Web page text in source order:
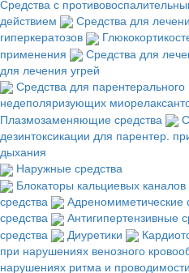
Средства с
действием
Средства для
гиперкератозов
применения
Средства для
для лечения угрей
Средства для парентерального
недеполяризующих
Плазмозаменяющие средства
дезинтоксикации для парентер.
дыхания
Наружные средства
Блокаторы кальциевых каналов
средства
Адреномиметические
средства
Антигипертензивные
средства
Диуретики
при нарушениях венозного
нарушениях ритма и проводимости